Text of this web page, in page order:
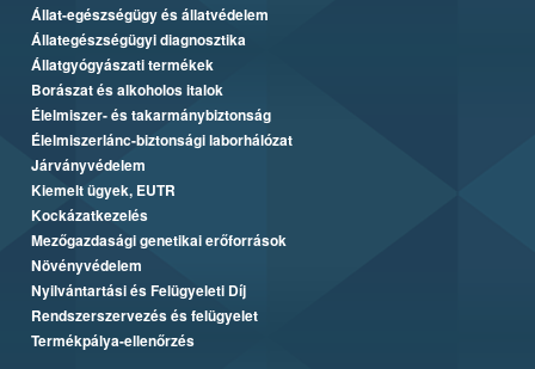
Állat-egészségügy és állatvédelem
Állategészségügyi diagnosztika
Állatgyógyászati termékek
Borászat és alkoholos italok
Élelmiszer- és takarmánybiztonság
Élelmiszerlánc-biztonsági laborhálózat
Járványvédelem
Kiemelt ügyek, EUTR
Kockázatkezelés
Mezőgazdasági genetikai erőforrások
Növényvédelem
Nyilvántartási és Felügyeleti Díj
Rendszerszervezés és felügyelet
Termékpálya-ellenőrzés